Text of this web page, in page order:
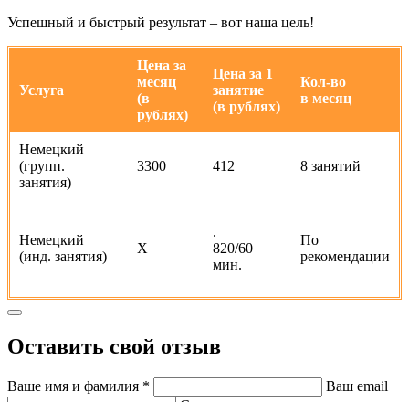
Успешный и быстрый результат – вот наша цель!
Услуга
Цена за
месяц
(в
рублях)
Цена за 1
занятие
(в рублях)
Кол-во
в месяц
Немецкий
(групп.
занятия)
3300 412 8 занятий
Немецкий
(инд. занятия)
Х
.
820/60
мин.
По
рекомендации
Оставить свой отзыв
Ваше имя и фамилия *
Ваш email